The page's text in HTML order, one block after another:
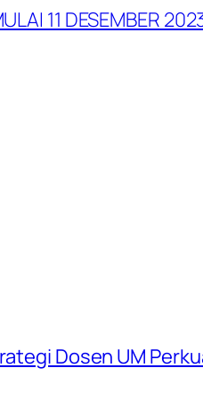
11 DESEMBER
Dosen UM